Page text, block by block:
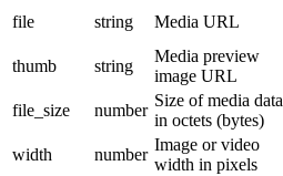
file string Media URL
thumb
string
Media preview
image URL
file_size
number
Size of media data
in octets (bytes)
width
number
Image or video
width in pixels